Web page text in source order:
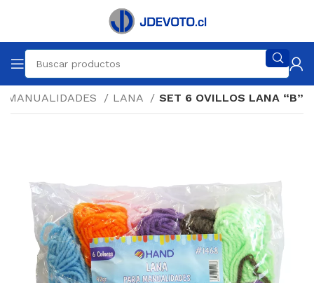
MANUALIDADES LANA SET 6 OVILLOS LANA “B”